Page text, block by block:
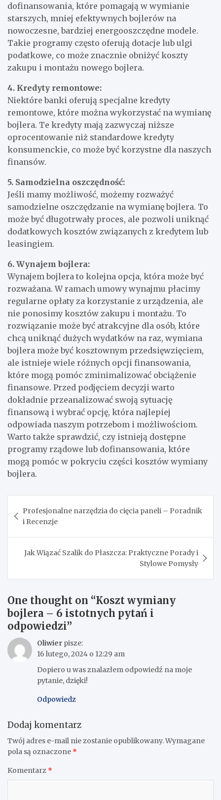
dofinansowania, które pomagają w wymianie
starszych, mniej efektywnych bojlerów na
nowoczesne, bardziej energooszczędne modele.
Takie programy często oferują dotacje lub ulgi
podatkowe, co może znacznie obniżyć koszty
zakupu i montażu nowego bojlera.
4. Kredyty remontowe:
Niektóre banki oferują specjalne kredyty
remontowe, które można wykorzystać na wymianę
bojlera. Te kredyty mają zazwyczaj niższe
oprocentowanie niż standardowe kredyty
konsumenckie, co może być korzystne dla naszych
finansów.
5. Samodzielna oszczędność:
Jeśli mamy możliwość, możemy rozważyć
samodzielne oszczędzanie na wymianę bojlera. To
może być długotrwały proces, ale pozwoli uniknąć
dodatkowych kosztów związanych z kredytem lub
leasingiem.
6. Wynajem bojlera:
Wynajem bojlera to kolejna opcja, która może być
rozważana. W ramach umowy wynajmu płacimy
regularne opłaty za korzystanie z urządzenia, ale
nie ponosimy kosztów zakupu i montażu. To
rozwiązanie może być atrakcyjne dla osób, które
chcą uniknąć dużych wydatków na raz, wymiana
bojlera może być kosztownym przedsięwzięciem,
ale istnieje wiele różnych opcji finansowania,
które mogą pomóc zminimalizować obciążenie
finansowe. Przed podjęciem decyzji warto
dokładnie przeanalizować swoją sytuację
finansową i wybrać opcję, która najlepiej
odpowiada naszym potrzebom i możliwościom.
Warto także sprawdzić, czy istnieją dostępne
programy rządowe lub dofinansowania, które
mogą pomóc w pokryciu części kosztów wymiany
bojlera.
wpisu
Profesjonalne narzędzia do cięcia paneli – Poradnik
i Recenzje
Jak Wiązać Szalik do Płaszcza: Praktyczne Porady i
Stylowe Pomysły
One thought on “Koszt wymiany
bojlera – 6 istotnych pytań i
odpowiedzi”
Oliwier pisze:
16 lutego, 2024 o 12:29 am
Dopiero u was znalazłem odpowiedź na moje
pytanie, dzięki!
Odpowiedz
Dodaj komentarz
Twój adres e-mail nie zostanie opublikowany.Wymagane
pola są oznaczone *
Komentarz *